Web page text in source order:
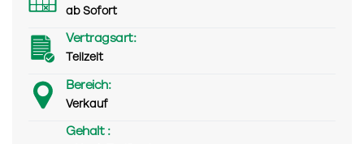
ab Sofort
Vertragsart:
Teilzeit
Bereich:
Verkauf
Gehalt :